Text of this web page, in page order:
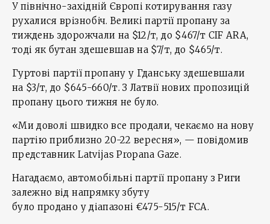
У північно-західній Європі котирування газу
рухалися врізнобіч. Великі партії пропану за
тиждень здорожчали на $12/т, до $467/т CIF ARA,
тоді як бутан здешевшав на $7/т, до $465/т.
Гуртові партії пропану у Гданську здешевшали
на $3/т, до $645-660/т. З Латвії нових пропозицій
пропану цього тижня не було.
«Ми доволі швидко все продали, чекаємо на нову
партію приблизно 20-22 вересня», — повідомив
представник Latvijas Propana Gaze.
Нагадаємо, автомобільні партії пропану з Риги
залежно від напрямку збуту
було продано у діапазоні €475-515/т FCA.